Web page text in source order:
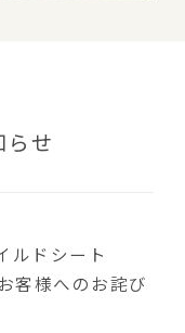
せ
ルドシート
客様へのお詫び